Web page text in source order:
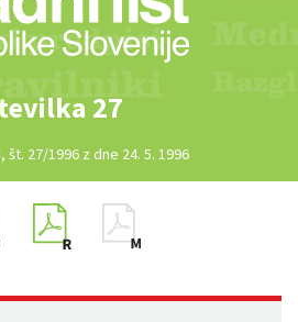
27
št. 27/1996 z dne 24. 5. 1996